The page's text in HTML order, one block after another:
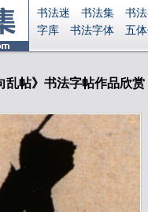
书法迷 书法集 书
字库
书法字体 五
集字
字形 大字 篆
起名
识字 英语 印
字体下载
免费字体
P图宝 南无
安全网站
显广告 捐
乱帖》书法字帖作品欣赏